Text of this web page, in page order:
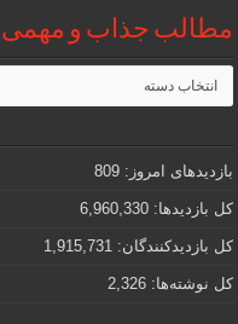
مطالب جذاب و مهمی
مطالب
جذاب
و
که
دنبالش
هستید
بازدیدهای امروز:809
کل بازدیدها:6,960,330
کل بازدیدکنند‌گان:1,915,731
کل نوشته‌ها:2,326